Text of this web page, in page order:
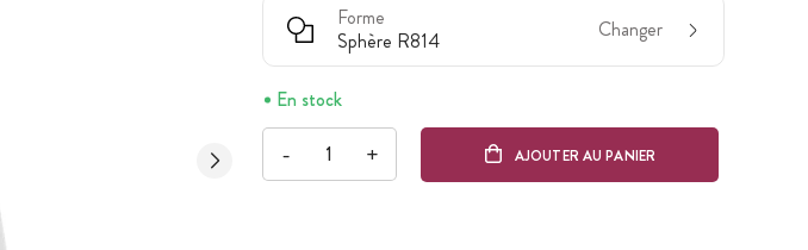
Forme
Sphère R814
Changer
En stock
- + AJOUTER AU PANIER